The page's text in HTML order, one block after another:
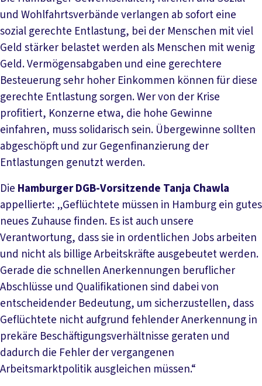
und Wohlfahrtsverbände verlangen ab sofort eine
sozial gerechte Entlastung, bei der Menschen mit viel
Geld stärker belastet werden als Menschen mit wenig
Geld. Vermögensabgaben und eine gerechtere
Besteuerung sehr hoher Einkommen können für diese
gerechte Entlastung sorgen. Wer von der Krise
profitiert, Konzerne etwa, die hohe Gewinne
einfahren, muss solidarisch sein. Übergewinne sollten
abgeschöpft und zur Gegenfinanzierung der
Entlastungen genutzt werden.
Die Hamburger DGB-Vorsitzende Tanja Chawla
appellierte: „Geflüchtete müssen in Hamburg ein gutes
neues Zuhause finden. Es ist auch unsere
Verantwortung, dass sie in ordentlichen Jobs arbeiten
und nicht als billige Arbeitskräfte ausgebeutet werden.
Gerade die schnellen Anerkennungen beruflicher
Abschlüsse und Qualifikationen sind dabei von
entscheidender Bedeutung, um sicherzustellen, dass
Geflüchtete nicht aufgrund fehlender Anerkennung in
prekäre Beschäftigungsverhältnisse geraten und
dadurch die Fehler der vergangenen
Arbeitsmarktpolitik ausgleichen müssen.“